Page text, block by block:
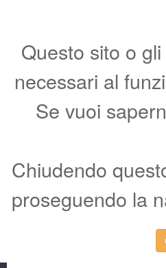
Questo sito o
necessari al
Se vuoi
Chiudendo
proseguendo la